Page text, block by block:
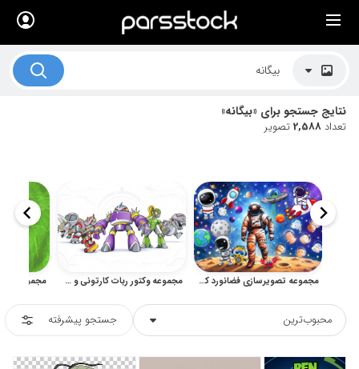
نتایج جستجو برای «بیگانه»
تعداد 2,588تصویر
مجموعه تصویرسازی فضانورد کارتونی برای طرح‌های کودکانه مجموعه وکتور ربات کارتونی و سایبورگ فانتزی کودکانه
محبوب‌ترین جستجو پیشرفته
× لیست قیمت ها
موضوعات تصاویر
هنرمندان ایرانی
کسب درآمد از فروش تصاویر
021 28428845
تماس با ما
بلاگ پارس استاک